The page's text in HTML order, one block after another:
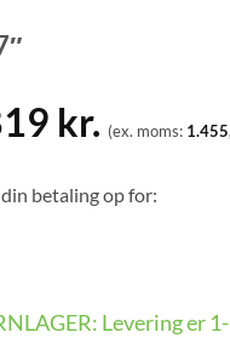
kr. (ex. moms:
betaling op for:
Levering er